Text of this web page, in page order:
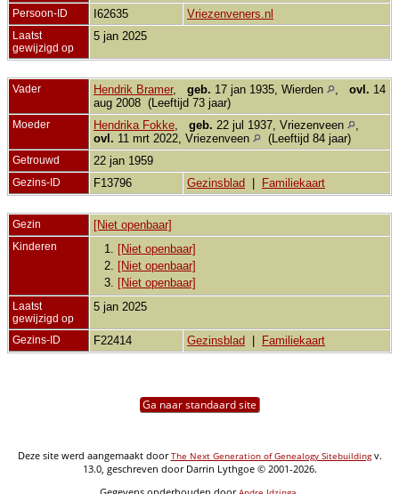
Persoon-ID I62635 Vriezenveners.nl
Laatst
gewijzigd op
5 jan 2025
Vader Hendrik Bramer, geb. 17 jan 1935, Wierden ovl. 14
aug 2008 (Leeftijd 73 jaar)
Moeder Hendrika Fokke geb. 22 jul 1937, Vriezenveen
ovl. 11 mrt 2022, Vriezenveen (Leeftijd 84 jaar)
Getrouwd 22 jan 1959
Gezins-ID F13796 Gezinsblad Familiekaart
Gezin [Niet openbaar]
Kinderen 1.
[Niet openbaar]
2.
[Niet openbaar]
3.
[Niet openbaar]
Laatst
gewijzigd op
5 jan 2025
Gezins-ID F22414 Gezinsblad Familiekaart
Ga naar standaard site
Deze site werd aangemaakt doorThe Next Generation of Genealogy Sitebuildingv.
13.0, geschreven door Darrin Lythgoe © 2001-2026.